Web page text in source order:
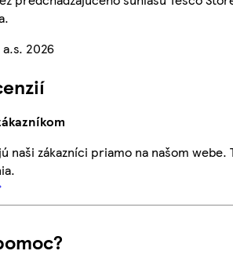
a.s. 2026
naši zákazníci priamo na našom webe.